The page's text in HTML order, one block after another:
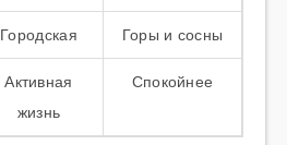
Городская Горы и сосны
Активная
жизнь
Спокойнее